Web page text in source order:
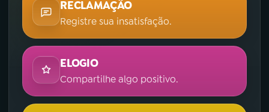
RECLAMAÇÃO
Registre sua insatisfação.
ELOGIO
Compartilhe algo positivo.